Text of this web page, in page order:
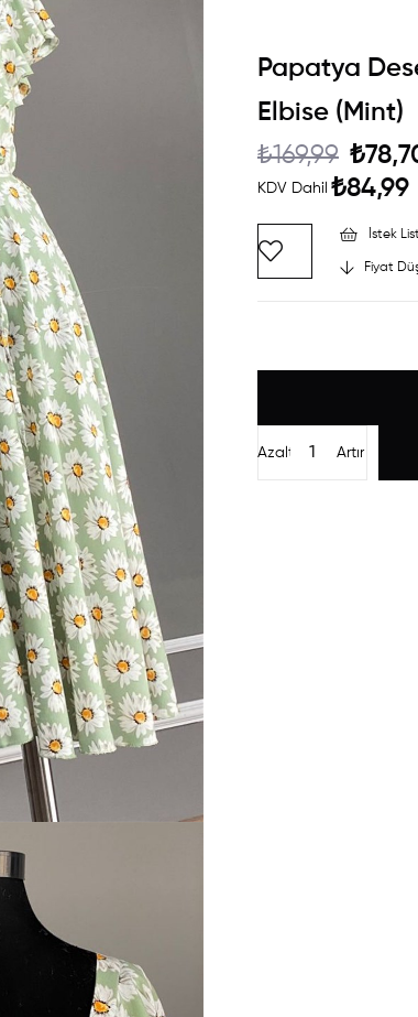
Papatya
Elbise (Mint)
₺169,99
KDV Dahil ₺84,99
İstek
Fiyat
Artır
Azalt